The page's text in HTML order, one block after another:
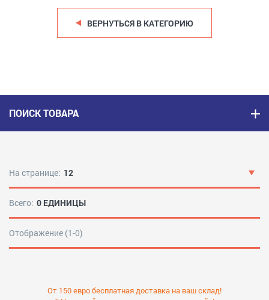
ВЕРНУТЬСЯ В КАТЕГОРИЮ
ПОИСК ТОВАРА
На странице: 12
Всего: 0 ЕДИНИЦЫ
Отображение (1-0)
От 150 евро бесплатная доставка на ваш склад!